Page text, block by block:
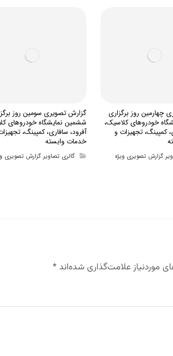
چهارمین روز برگزاری
خودروهای کلاسیک،
کمپینگ، تجهیزات و
,گزارش تصویری ویژه
گزارش تصویری سومین روز
ششمین نمایشگاه خودروهای
آفرود، سافاری، کمپینگ،
خدمات وابسته
گالری تصاویر,گزارش تصویری
موردنیاز علامت‌گذاری شده‌اند *